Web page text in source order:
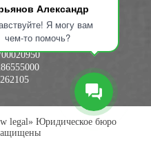
Александр
Я могу вам
чем-то помочь?
регистрации:
25 дек. 2015 г.
legal» Юридическое бюро